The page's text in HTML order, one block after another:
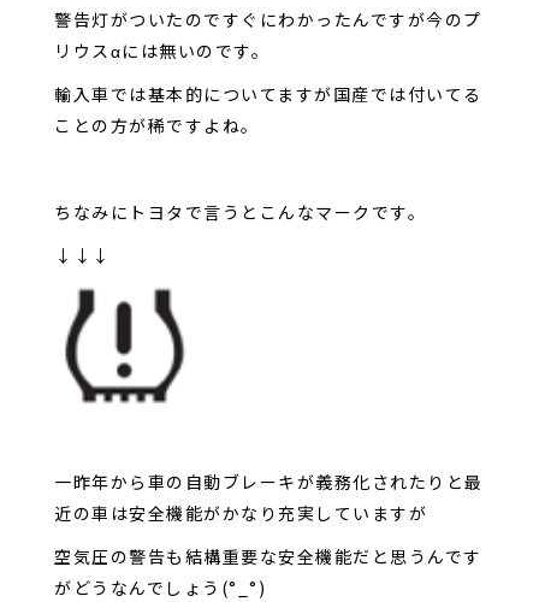
警告灯がついたのですぐにわかったんですが今のプ
リウスαには無いのです。
輸入車では基本的についてますが国産では付いてる
ことの方が稀ですよね。
ちなみにトヨタで言うとこんなマークです。
↓↓↓
一昨年から車の自動ブレーキが義務化されたりと最
近の車は安全機能がかなり充実していますが
空気圧の警告も結構重要な安全機能だと思うんです
がどうなんでしょう(°_°)